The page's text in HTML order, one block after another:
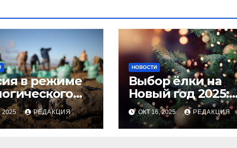
в режиме
2025 РЕДАКЦИЯ
НОВОСТИ
Выбор ёлки на
Новый год 2025:
тренды и советы
для идеального
праздника
ОКТ 16, 2025 РЕДАКЦИЯ